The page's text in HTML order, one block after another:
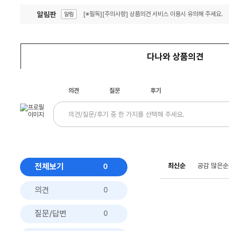
알림판 알림 [※필독][주의사항] 상품의견 서비스 이용시 유의해 주세요.
다나와 상품의견
의견 질문 후기
전체보기 0
의견 0
질문/답변 0
최신순 공감 많은순